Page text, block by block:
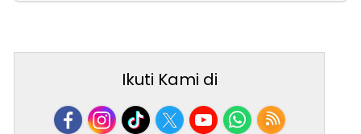
Ikuti Kami di